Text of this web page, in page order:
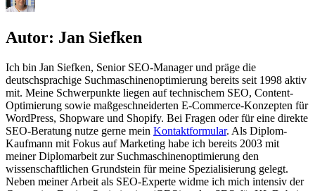
Autor: Jan Siefken
Ich bin Jan Siefken, Senior SEO-Manager und präge die
deutschsprachige Suchmaschinenoptimierung bereits seit 1998 aktiv
mit. Meine Schwerpunkte liegen auf technischem SEO, Content-
Optimierung sowie maßgeschneiderten E-Commerce-Konzepten für
WordPress, Shopware und Shopify. Bei Fragen oder für eine direkte
SEO-Beratung nutze gerne mein Kontaktformular. Als Diplom-
Kaufmann mit Fokus auf Marketing habe ich bereits 2003 mit
meiner Diplomarbeit zur Suchmaschinenoptimierung den
wissenschaftlichen Grundstein für meine Spezialisierung gelegt.
Neben meiner Arbeit als SEO-Experte widme ich mich intensiv der